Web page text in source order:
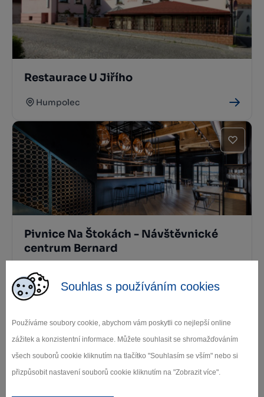
Souhlas s používáním cookies
Používáme soubory cookie, abychom vám poskytli co nejlepší online
zážitek a konzistentní informace. Můžete souhlasit se shromažďováním
všech souborů cookie kliknutím na tlačítko "Souhlasím se vším" nebo si
přizpůsobit nastavení souborů cookie kliknutím na "Zobrazit více".
Restaurace U Jiřího
Humpolec
Pivnice Na Štokách - Návštěvnické
centrum Bernard
Humpolec